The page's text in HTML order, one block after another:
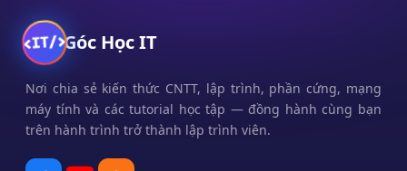
Góc Học IT
Nơi chia sẻ kiến thức CNTT, lập trình, phần cứng, mạng
máy tính và các tutorial học tập — đồng hành cùng bạn
trên hành trình trở thành lập trình viên.